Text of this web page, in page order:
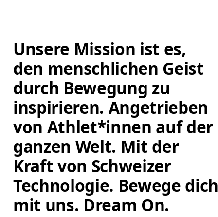
Unsere Mission ist es,
den menschlichen Geist
durch Bewegung zu
inspirieren. Angetrieben
von Athlet*innen auf der
ganzen Welt. Mit der
Kraft von Schweizer
Technologie. Bewege
mit uns. Dream On.